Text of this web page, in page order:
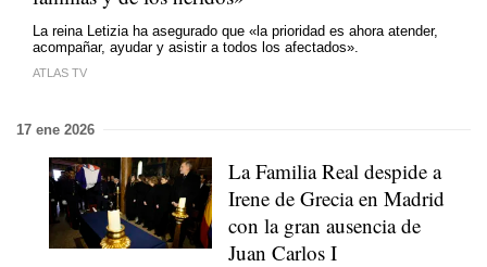
La reina Letizia ha asegurado que «la prioridad es ahora atender,
acompañar, ayudar y asistir a todos los afectados».
ATLAS TV
17 ene 2026
La Familia Real despide a
Irene de Grecia en Madrid
con la gran ausencia de
Juan Carlos I